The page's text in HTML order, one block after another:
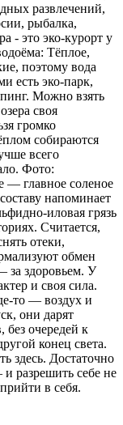
развлечений,
рыбалка,
- это эко-курорт у
Тёплое,
поэтому вода
есть эко-парк,
Можно взять
своя
громко
собираются
всего
Фото:
— главное соленое
напоминает
иловая грязь
Считается,
отеки,
обмен
за здоровьем. У
и своя сила.
то — воздух и
они дарят
без очередей к
конец света.
здесь. Достаточно
и разрешить себе не
в себя.